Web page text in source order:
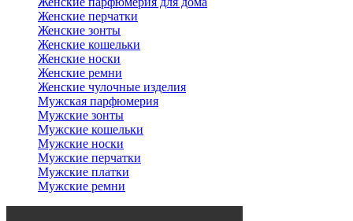
Женские перчатки
Женские зонты
Женские кошельки
Женские носки
Женские ремни
Женские чулочные изделия
Мужская парфюмерия
Мужские зонты
Мужские кошельки
Мужские носки
Мужские перчатки
Мужские платки
Мужские ремни